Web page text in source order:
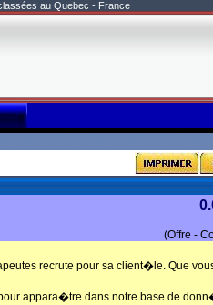
au Quebec - France
(Offre -
recrute pour sa client�le. Que
appara�tre dans notre base de